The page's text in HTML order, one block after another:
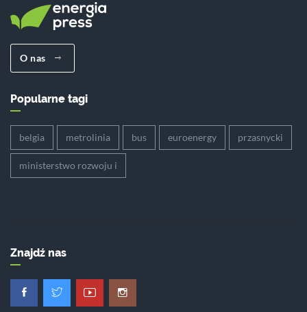
O nas
Popularne tagi
belgia metrolinia bus euroenergy przasnycki
ministerstwo rozwoju i
Znajdź nas